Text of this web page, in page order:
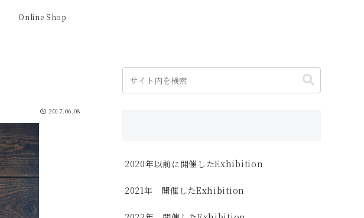
Online Shop
2017.06.08
2020年以前に開催したExhibition
2021年 開催したExhibition